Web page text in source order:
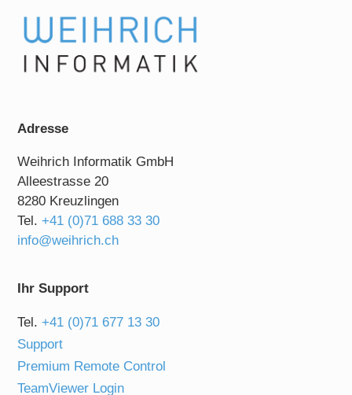
Adresse
Weihrich Informatik GmbH
Alleestrasse 20
8280 Kreuzlingen
Tel.+41 (0)71 688 33 30
info@weihrich.ch
Ihr Support
Tel.+41 (0)71 677 13 30
Support
Premium Remote Control
TeamViewer Login